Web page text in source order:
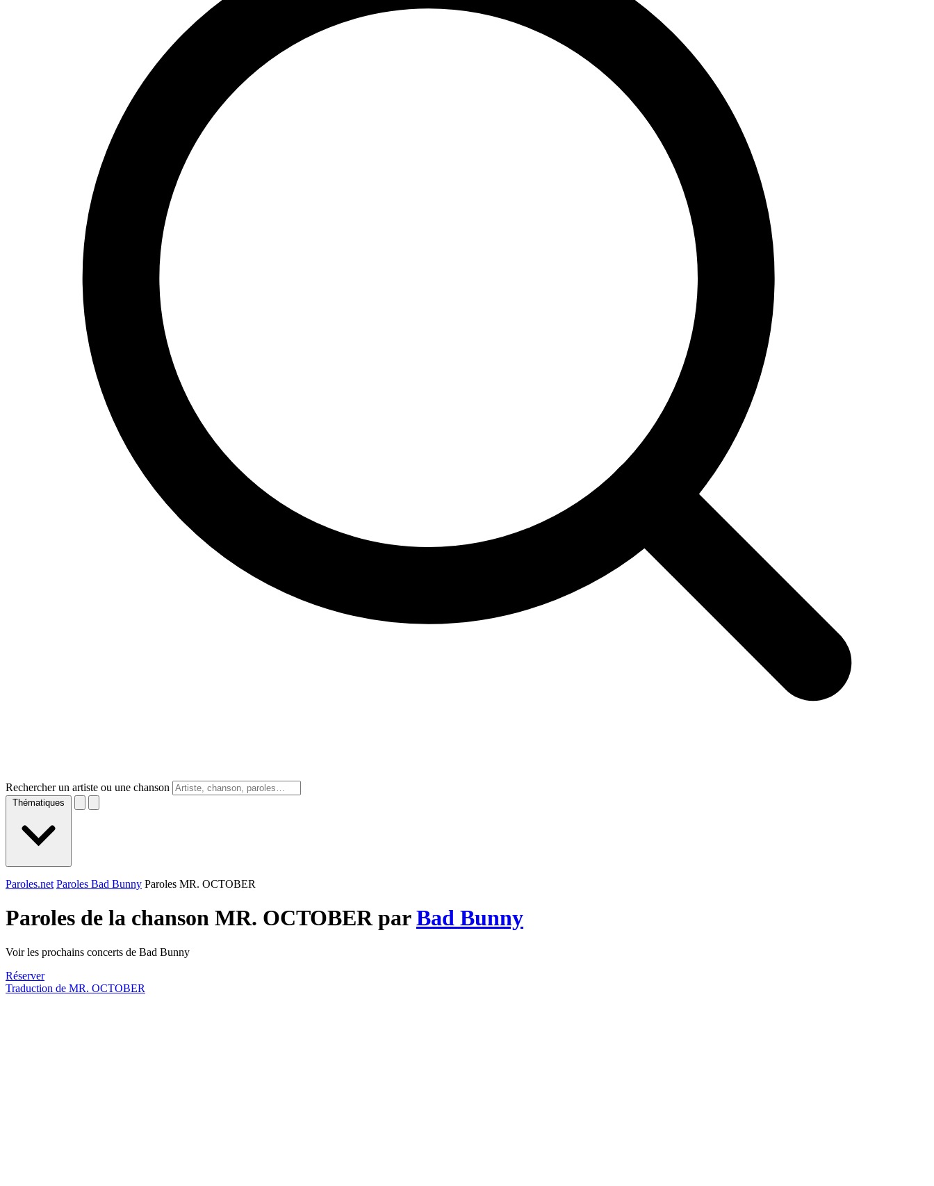
Rechercher un artiste ou une chanson
Thématiques
Paroles.net Paroles Bad Bunny Paroles MR. OCTOBER
Paroles de la chanson MR. OCTOBER parBad Bunny
Voir les prochains concerts de Bad Bunny
Réserver
Traduction de MR. OCTOBER